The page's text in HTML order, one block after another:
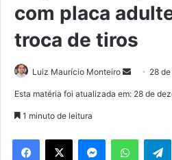
com placa
troca de tiros
Luiz Maurício Monteiro
e
28
Esta matéria foi atualizada em: 28 de
1 minuto de leitura